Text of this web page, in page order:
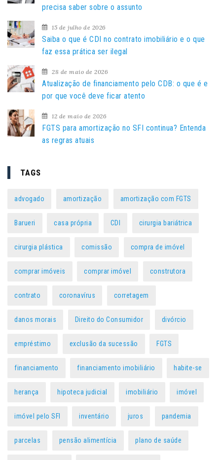
a
p
o
:
precisa saber sobre o assunto
15 de julho de 2026
Saiba o que é CDI no contrato imobiliário e o que
faz essa prática ser ilegal
28 de maio de 2026
Atualização de financiamento pelo CDB: o que é e
por que você deve ficar atento
12 de maio de 2026
FGTS para amortização no SFI continua? Entenda
as regras atuais
TAGS
advogado amortização amortização com FGTS
Barueri casa própria CDI cirurgia bariátrica
cirurgia plástica comissão compra de imóvel
comprar imóveis comprar imóvel construtora
contrato coronavírus corretagem
danos morais Direito do Consumidor divórcio
empréstimo exclusão da sucessão FGTS
financiamento financiamento imobiliário habite-se
herança hipoteca judicial imobiliário imóvel
imóvel pelo SFI inventário juros pandemia
parcelas pensão alimentícia plano de saúde